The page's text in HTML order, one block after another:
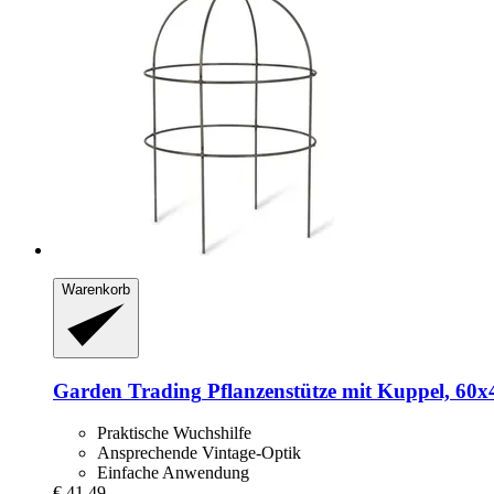
Warenkorb
Garden Trading Pflanzenstütze mit Kuppel,
Praktische Wuchshilfe
Ansprechende Vintage-Optik
Einfache Anwendung